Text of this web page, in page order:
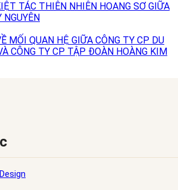
TÁC THIÊN NHIÊN HOANG SƠ GIỮA
NGUYÊN
MỐI QUAN HỆ GIỮA CÔNG TY CP DU
CÔNG TY CP TẬP ĐOÀN HOÀNG KIM